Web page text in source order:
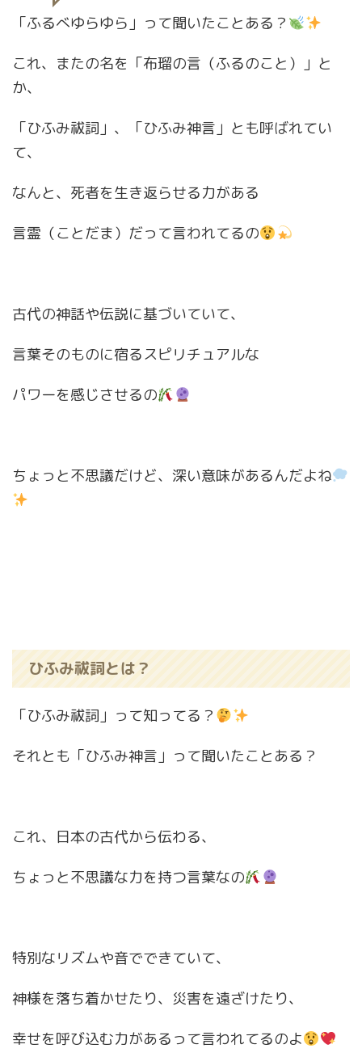
「ふるべゆらゆら」って聞いたことある？
これ、またの名を「布瑠の言（ふるのこと）」と
か、
「ひふみ祓詞」、「ひふみ神言」とも呼ばれてい
て、
なんと、死者を生き返らせる力がある
言霊（ことだま）だって言われてるの
古代の神話や伝説に基づいていて、
言葉そのものに宿るスピリチュアルな
パワーを感じさせるの
ちょっと不思議だけど、深い意味があるんだよね
ひふみ祓詞とは？
「ひふみ祓詞」って知ってる？
それとも「ひふみ神言」って聞いたことある？
これ、日本の古代から伝わる、
ちょっと不思議な力を持つ言葉なの
特別なリズムや音でできていて、
神様を落ち着かせたり、災害を遠ざけたり、
幸せを呼び込む力があるって言われてるのよ